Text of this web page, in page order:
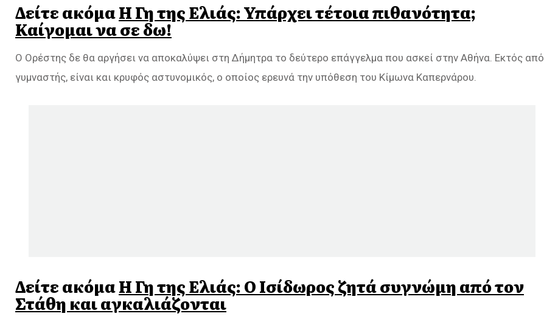
Δείτε ακόμαΗ Γη της Ελιάς: Υπάρχει τέτοια πιθανότητα;
Καίγομαι να σε δω!
Ο Ορέστης δε θα αργήσει να αποκαλύψει στη Δήμητρα το δεύτερο επάγγελμα που ασκεί στην Αθήνα. Εκτός από
γυμναστής, είναι και κρυφός αστυνομικός, ο οποίος ερευνά την υπόθεση του Κίμωνα Καπερνάρου.
Δείτε ακόμαΗ Γη της Ελιάς: Ο Ισίδωρος ζητά συγνώμη από τον
Στάθη και αγκαλιάζονται